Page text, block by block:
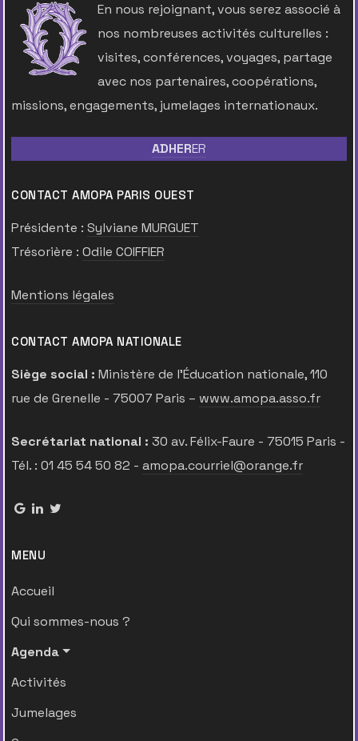
En nous rejoignant, vous serez associé à
nos nombreuses activités culturelles :
visites, conférences, voyages, partage
avec nos partenaires, coopérations,
missions, engagements, jumelages internationaux.
ADHERER
CONTACT AMOPA PARIS OUEST
Présidente : Sylviane MURGUET
Trésorière : Odile COIFFIER
Mentions légales
CONTACT AMOPA NATIONALE
Siège social : Ministère de l’Éducation nationale, 110
rue de Grenelle - 75007 Paris – www.amopa.asso.fr
Secrétariat national : 30 av. Félix-Faure - 75015 Paris -
Tél. : 01 45 54 50 82 - amopa.courriel@orange.fr
MENU
Accueil
Qui sommes-nous ?
Agenda
Activités
Jumelages